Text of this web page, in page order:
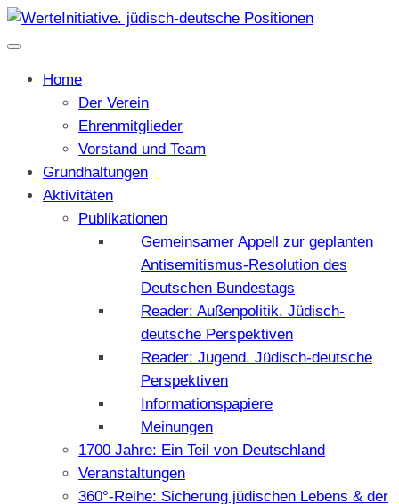
Home
Der Verein
Ehrenmitglieder
Vorstand und Team
Grundhaltungen
Aktivitäten
Publikationen
Gemeinsamer Appell zur geplanten
Antisemitismus-Resolution des
Deutschen Bundestags
Reader: Außenpolitik. Jüdisch-
deutsche Perspektiven
Reader: Jugend. Jüdisch-deutsche
Perspektiven
Informationspapiere
Meinungen
1700 Jahre: Ein Teil von Deutschland
Veranstaltungen
360°-Reihe: Sicherung jüdischen Lebens & der